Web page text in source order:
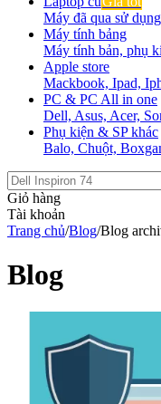
Máy đã qua sử
Máy tính bảng
Máy tính bản, phụ
Apple store
Mackbook, Ipad,
PC & PC All in one
Dell, Asus, Acer,
Phụ kiện & SP khác
Balo, Chuột,
Giỏ hàng
Tài khoản
Trang chủ/Blog/Blog
Blog